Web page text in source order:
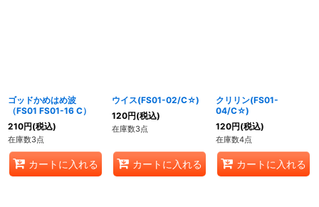
ゴッドかめはめ波
（FS01 FS01-16 C）
210円(税込)
在庫数3点
カートに入れる
ウイス(FS01-02/C☆)
120円(税込)
在庫数3点
カートに入れる
クリリン(FS01-
04/C☆)
120円(税込)
在庫数4点
カートに入れる